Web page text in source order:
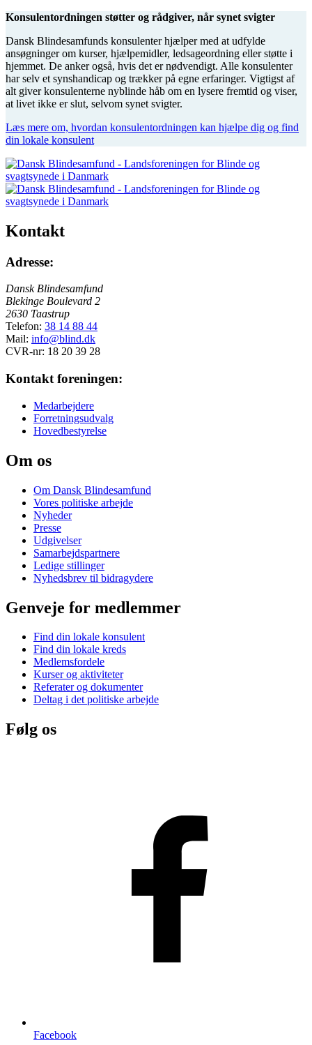
Konsulentordningen støtter og rådgiver, når synet svigter
Dansk Blindesamfunds konsulenter hjælper med at udfylde
ansøgninger om kurser, hjælpemidler, ledsageordning eller støtte i
hjemmet. De anker også, hvis det er nødvendigt. Alle konsulenter
har selv et synshandicap og trækker på egne erfaringer. Vigtigst af
alt giver konsulenterne nyblinde håb om en lysere fremtid og viser,
at livet ikke er slut, selvom synet svigter.
Læs mere om, hvordan konsulentordningen kan hjælpe dig og find
din lokale konsulent
Kontakt
Adresse:
Dansk Blindesamfund
Blekinge Boulevard 2
2630 Taastrup
Telefon: 38 14 88 44
Mail: info@blind.dk
CVR-nr: 18 20 39 28
Kontakt foreningen:
Medarbejdere
Forretningsudvalg
Hovedbestyrelse
Om os
Om Dansk Blindesamfund
Vores politiske arbejde
Nyheder
Presse
Udgivelser
Samarbejdspartnere
Ledige stillinger
Nyhedsbrev til bidragydere
Genveje for medlemmer
Find din lokale konsulent
Find din lokale kreds
Medlemsfordele
Kurser og aktiviteter
Referater og dokumenter
Deltag i det politiske arbejde
Følg os
Facebook